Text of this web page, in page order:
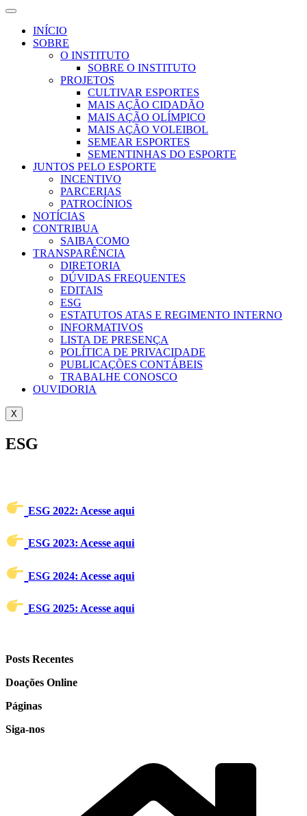
INÍCIO
SOBRE
O INSTITUTO
SOBRE O INSTITUTO
PROJETOS
CULTIVAR ESPORTES
MAIS AÇÃO CIDADÃO
MAIS AÇÃO OLÍMPICO
MAIS AÇÃO VOLEIBOL
SEMEAR ESPORTES
SEMENTINHAS DO ESPORTE
JUNTOS PELO ESPORTE
INCENTIVO
PARCERIAS
PATROCÍNIOS
NOTÍCIAS
CONTRIBUA
SAIBA COMO
TRANSPARÊNCIA
DIRETORIA
DÚVIDAS FREQUENTES
EDITAIS
ESG
ESTATUTOS ATAS E REGIMENTO INTERNO
INFORMATIVOS
LISTA DE PRESENÇA
POLÍTICA DE PRIVACIDADE
PUBLICAÇÕES CONTÁBEIS
TRABALHE CONOSCO
OUVIDORIA
X
ESG
ESG 2022: Acesse aqui
ESG 2023: Acesse aqui
ESG 2024: Acesse aqui
ESG 2025: Acesse aqui
Posts Recentes
Doações Online
Páginas
Siga-nos